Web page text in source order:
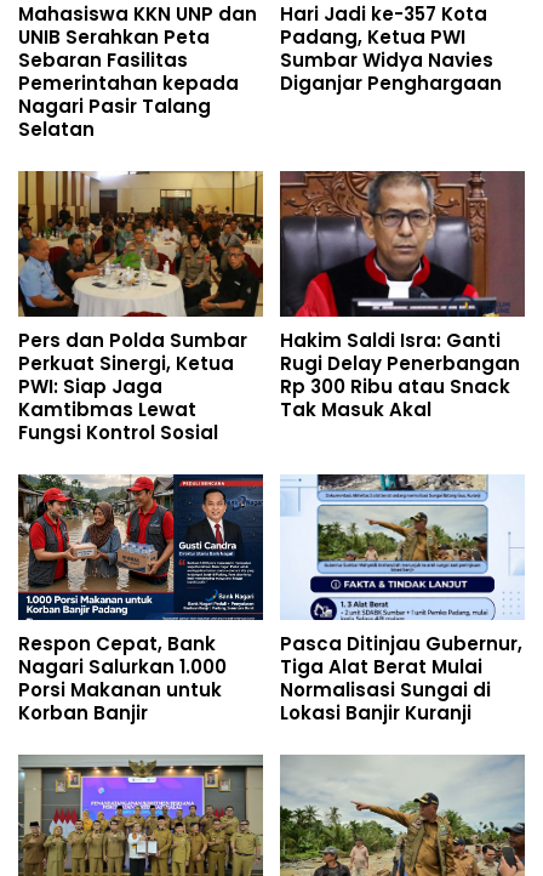
Mahasiswa KKN UNP dan
UNIB Serahkan Peta
Sebaran Fasilitas
Pemerintahan kepada
Nagari Pasir Talang
Selatan
Hari Jadi ke-357 Kota
Padang, Ketua PWI
Sumbar Widya Navies
Diganjar Penghargaan
Pers dan Polda Sumbar
Perkuat Sinergi, Ketua
PWI: Siap Jaga
Kamtibmas Lewat
Fungsi Kontrol Sosial
Hakim Saldi Isra: Ganti
Rugi Delay Penerbangan
Rp 300 Ribu atau Snack
Tak Masuk Akal
Respon Cepat, Bank
Nagari Salurkan 1.000
Porsi Makanan untuk
Korban Banjir
Pasca Ditinjau Gubernur,
Tiga Alat Berat Mulai
Normalisasi Sungai di
Lokasi Banjir Kuranji